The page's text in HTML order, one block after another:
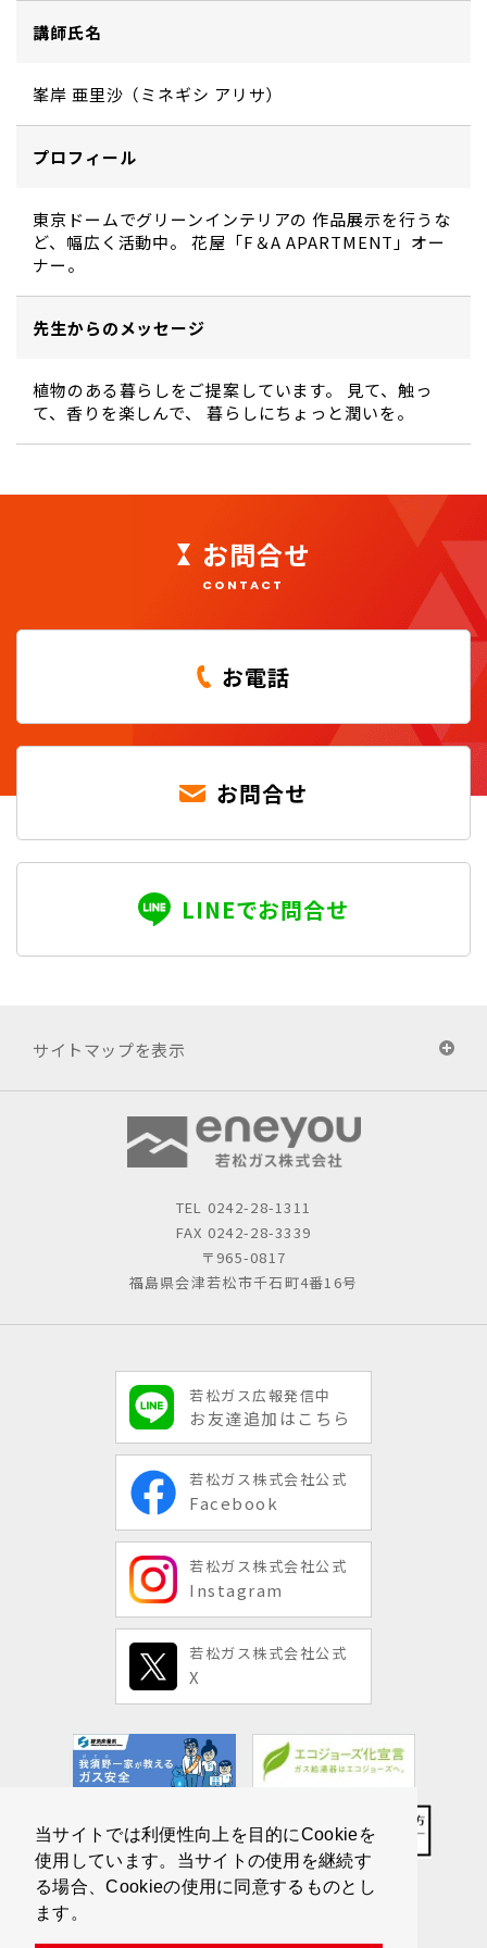
当サイトでは利便性向上を目的にCookieを
使用しています。当サイトの使用を継続す
る場合、Cookieの使用に同意するものとし
ます。
講師氏名
峯岸 亜里沙（ミネギシ アリサ）
プロフィール
東京ドームでグリーンインテリアの 作品展示を行うな
ど、幅広く活動中。 花屋「F＆A APARTMENT」オー
ナー。
先生からのメッセージ
植物のある暮らしをご提案しています。 見て、触っ
て、香りを楽しんで、 暮らしにちょっと潤いを。
お問合せ
CONTACT
お電話
お問合せ
LINEでお問合せ
サイトマップを表示
TEL 0242-28-1311
FAX 0242-28-3339
〒965-0817
福島県会津若松市千石町4番16号
若松ガス広報発信中
お友達追加はこちら
若松ガス株式会社公式
Facebook
若松ガス株式会社公式
Instagram
若松ガス株式会社公式
X